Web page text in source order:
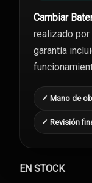
Cambiar
realizado
garantía
✓ Mano de
✓ Revisión
EN STOCK